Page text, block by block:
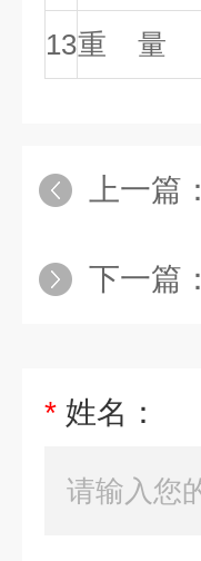
13重 量
上一篇：
下一篇：
* 姓名：